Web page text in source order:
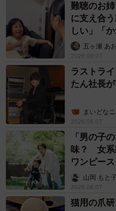
難聴のお
に支え合
しい」「
五ヶ瀬 あお
2026.08.07
ラストラ
たん社長
まいどな
2026.08.07
「男の子
味？ 女系
ワンピー
へんが…
山岡 もと子
2026.08.07
猫用の爪